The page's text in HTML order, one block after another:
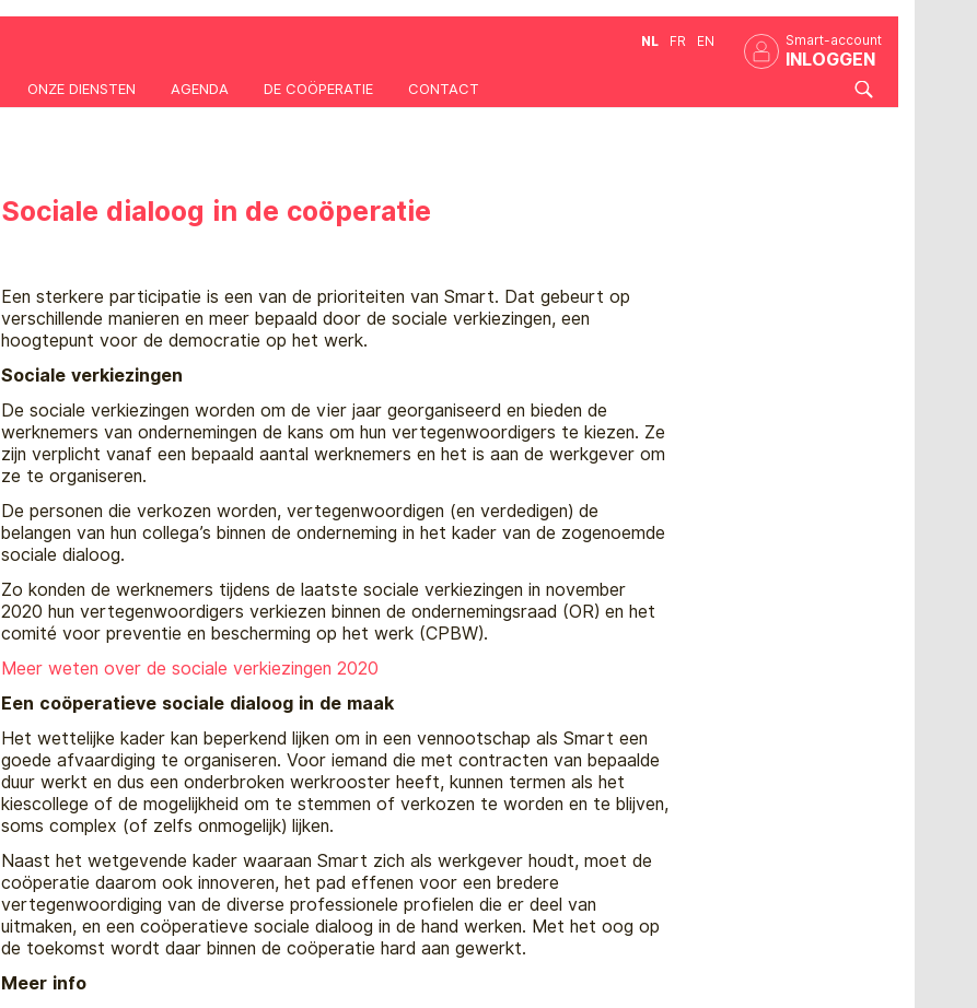
Smart-account
INLOGGEN
NL FR EN
ONZE DIENSTEN AGENDA DE COÖPERATIE CONTACT
Sociale dialoog in de coöperatie
Een sterkere participatie is een van de prioriteiten van Smart. Dat gebeurt op
verschillende manieren en meer bepaald door de sociale verkiezingen, een
hoogtepunt voor de democratie op het werk.
Sociale verkiezingen
De sociale verkiezingen worden om de vier jaar georganiseerd en bieden de
werknemers van ondernemingen de kans om hun vertegenwoordigers te kiezen. Ze
zijn verplicht vanaf een bepaald aantal werknemers en het is aan de werkgever om
ze te organiseren.
De personen die verkozen worden, vertegenwoordigen (en verdedigen) de
belangen van hun collega’s binnen de onderneming in het kader van de zogenoemde
sociale dialoog.
Zo konden de werknemers tijdens de laatste sociale verkiezingen in november
2020 hun vertegenwoordigers verkiezen binnen de ondernemingsraad (OR) en het
comité voor preventie en bescherming op het werk (CPBW).
Meer weten over de sociale verkiezingen 2020
Een coöperatieve sociale dialoog in de maak
Het wettelijke kader kan beperkend lijken om in een vennootschap als Smart een
goede afvaardiging te organiseren. Voor iemand die met contracten van bepaalde
duur werkt en dus een onderbroken werkrooster heeft, kunnen termen als het
kiescollege of de mogelijkheid om te stemmen of verkozen te worden en te blijven,
soms complex (of zelfs onmogelijk) lijken.
Naast het wetgevende kader waaraan Smart zich als werkgever houdt, moet de
coöperatie daarom ook innoveren, het pad effenen voor een bredere
vertegenwoordiging van de diverse professionele profielen die er deel van
uitmaken, en een coöperatieve sociale dialoog in de hand werken. Met het oog op
de toekomst wordt daar binnen de coöperatie hard aan gewerkt.
Meer info